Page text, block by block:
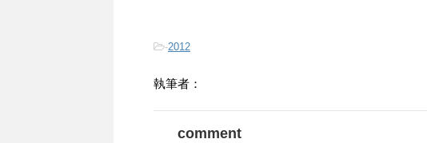
-2012
執筆者：
comment